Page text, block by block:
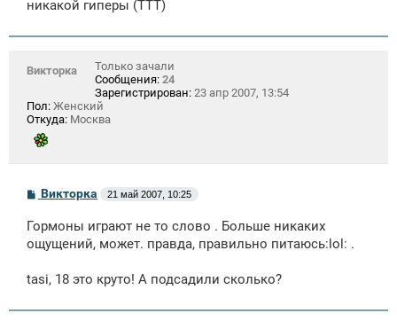
никакой гиперы (ТТТ)
Викторка
Только зачали
Сообщения: 24
Зарегистрирован: 23 апр 2007, 13:54
Пол: Женский
Откуда: Москва
С
б
щ
и
Викторка 21 май 2007, 10:25
Гормоны играют не то слово . Больше никаких
ощущений, может. правда, правильно питаюсь:lol: .
tasi, 18 это круто! А подсадили сколько?